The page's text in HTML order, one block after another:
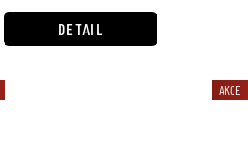
DETAIL
AKCE